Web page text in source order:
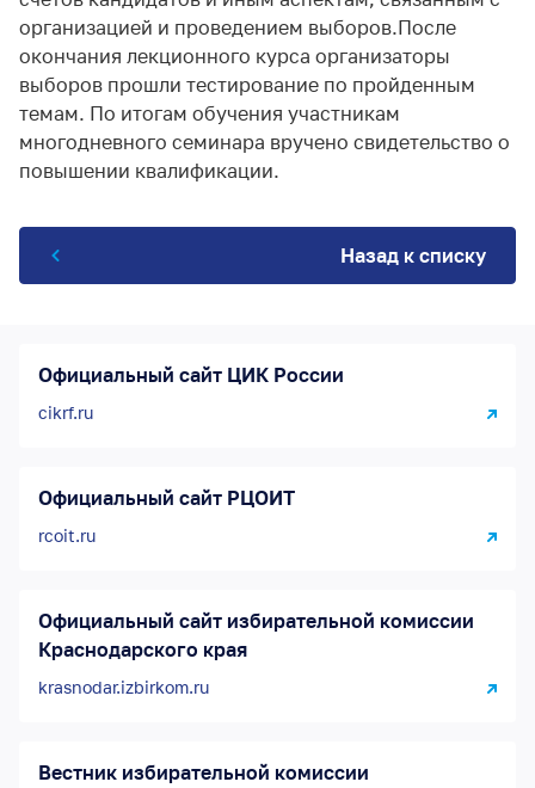
организацией и проведением выборов.После
окончания лекционного курса организаторы
выборов прошли тестирование по пройденным
темам. По итогам обучения участникам
многодневного семинара вручено свидетельство о
повышении квалификации.
Назад к списку
Официальный сайт ЦИК России
cikrf.ru
Официальный сайт РЦОИТ
rcoit.ru
Официальный сайт избирательной комиссии
Краснодарского края
krasnodar.izbirkom.ru
Вестник избирательной комиссии